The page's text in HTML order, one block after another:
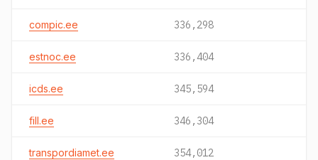
compic.ee 336,298
estnoc.ee 336,404
icds.ee 345,594
fill.ee 346,304
transpordiamet.ee 354,012